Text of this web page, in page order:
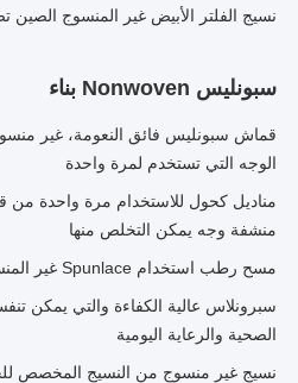
نسيج الفلتر الأبيض غير المنسوج الصين
سبونليس Nonwoven بناء
قماش سبونليس فائق النعومة، غير
الوجه التي تستخدم لمرة واحدة
مناديل كحول للاستخدام مرة واحدة
منشفة وجه يمكن التخلص منها
مسح رطب استخدام Spunlace غير المنسوجة غوانغدونغ مصنع التوريد
سبرونلاس عالية الكفاءة والتي يمكن
الصحية والرعاية اليومية
نسيج غير منسوج من النسيج المخصص